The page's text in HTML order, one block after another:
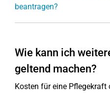
beantragen?
Wie kann ich
geltend machen?
Kosten für eine Pflegekraft